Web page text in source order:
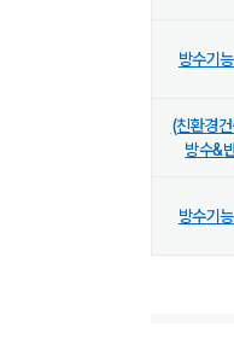
방수기
(친환경
방수&
방수기